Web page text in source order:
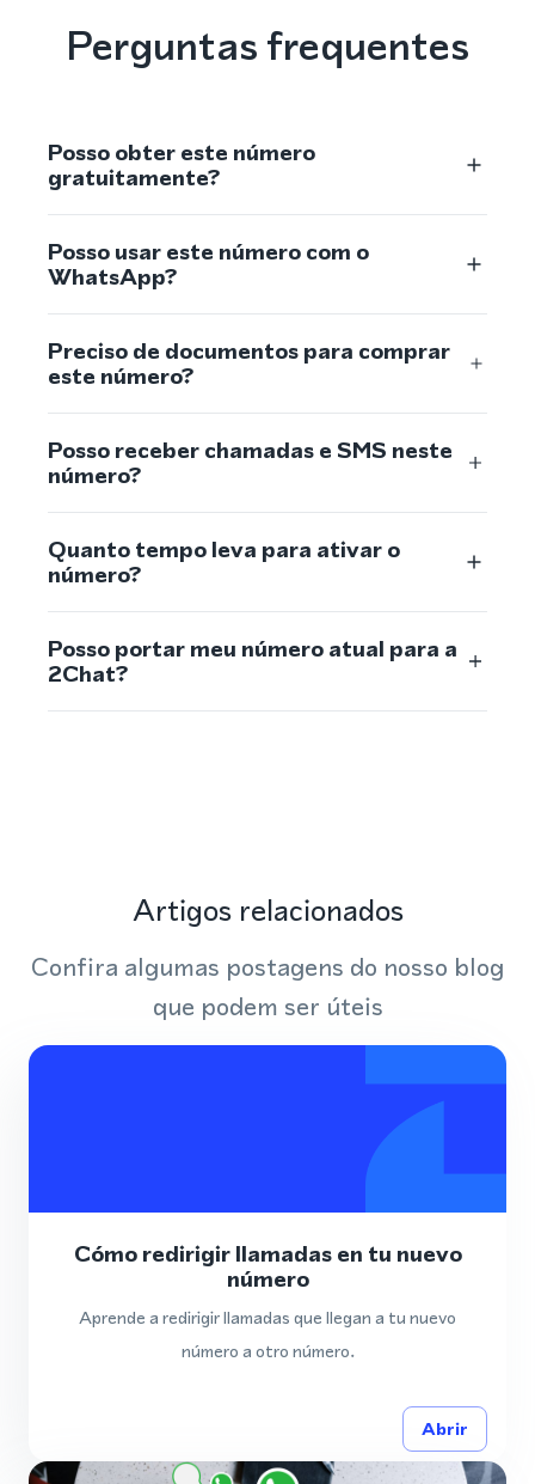
Perguntas frequentes
Posso obter este número
gratuitamente?
Posso usar este número com o
WhatsApp?
Preciso de documentos para comprar
este número?
Posso receber chamadas e SMS neste
número?
Quanto tempo leva para ativar o
número?
Posso portar meu número atual para a
2Chat?
Artigos relacionados
Confira algumas postagens do nosso blog
que podem ser úteis
Cómo redirigir llamadas en tu nuevo
número
Aprende a redirigir llamadas que llegan a tu nuevo
número a otro número.
Abrir